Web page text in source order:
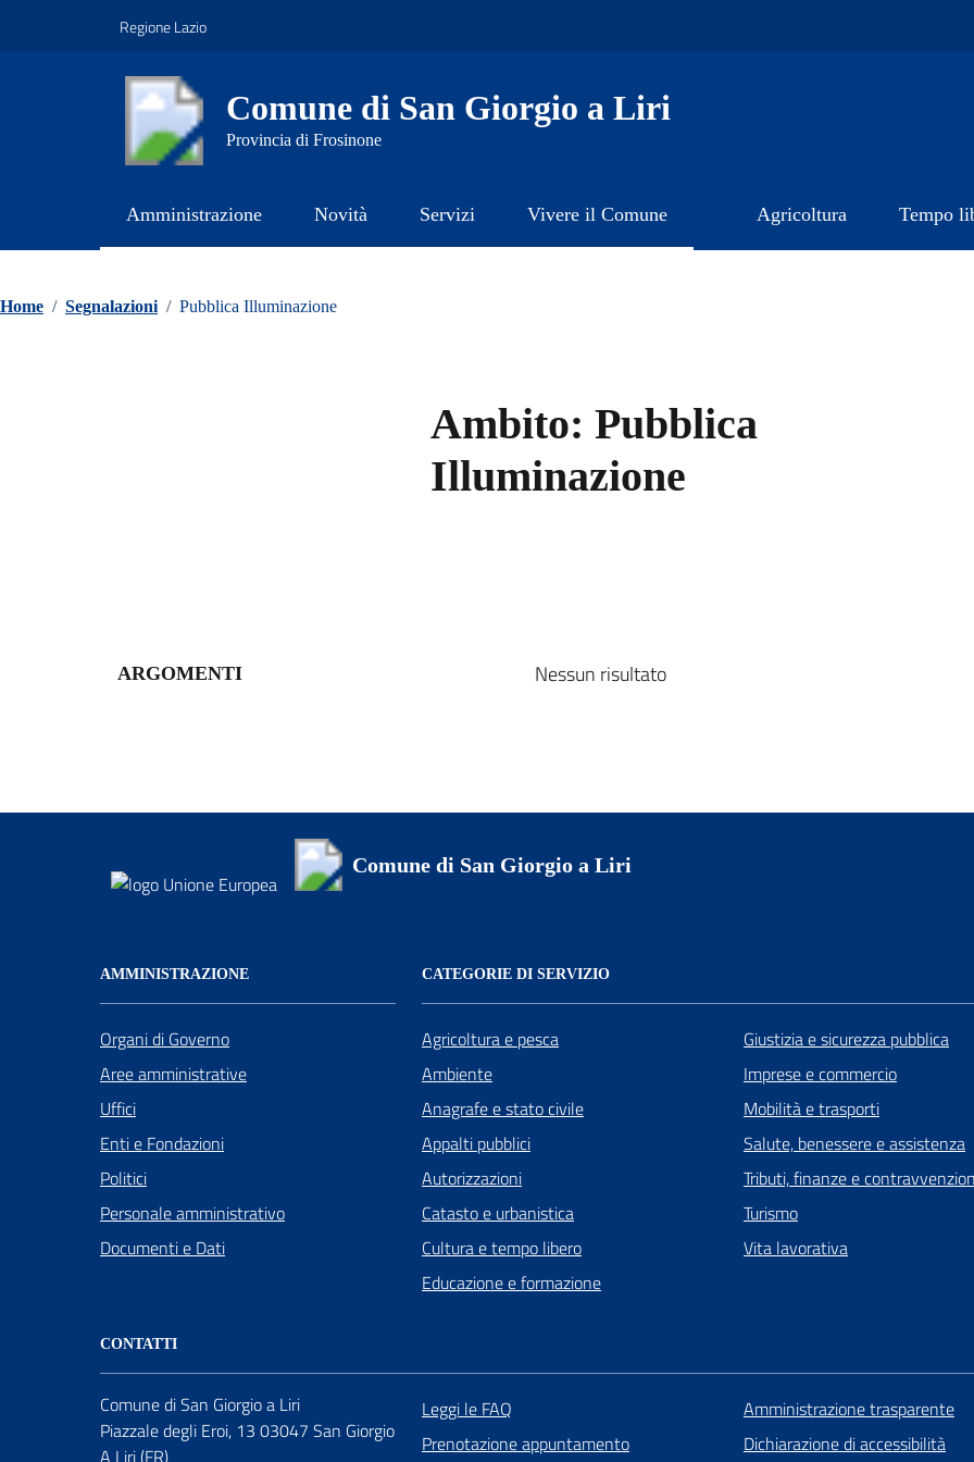
Regione Lazio
Comune di San Giorgio a Liri
Provincia di Frosinone
Amministrazione Novità Servizi Vivere il Comune Agricoltura Tempo
Home / Segnalazioni / Pubblica Illuminazione
Ambito: Pubblica
Illuminazione
ARGOMENTI Nessun risultato
Comune di San Giorgio a Liri
AMMINISTRAZIONE
Organi di Governo
Aree amministrative
Uffici
Enti e Fondazioni
Politici
Personale amministrativo
Documenti e Dati
CATEGORIE DI SERVIZIO
Agricoltura e pesca
Ambiente
Anagrafe e stato civile
Appalti pubblici
Autorizzazioni
Catasto e urbanistica
Cultura e tempo libero
Educazione e formazione
Giustizia e sicurezza pubblica
Imprese e commercio
Mobilità e trasporti
Salute, benessere e assistenza
Tributi, finanze e
Turismo
Vita lavorativa
CONTATTI
Comune di San Giorgio a Liri
Piazzale degli Eroi, 13 03047 San Giorgio
A Liri (FR)
Leggi le FAQ
Prenotazione appuntamento
Amministrazione trasparente
Dichiarazione di accessibilità